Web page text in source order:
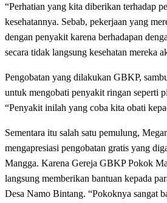
“Perhatian yang kita diberikan terhadap
kesehatannya. Sebab, pekerjaan yang
dengan penyakit karena berhadapan
secara tidak langsung kesehatan mereka
Pengobatan yang dilakukan GBKP,
untuk mengobati penyakit ringan seperti
“Penyakit inilah yang coba kita obati
Sementara itu salah satu pemulung,
mengapresiasi pengobatan gratis yang
Mangga. Karena Gereja GBKP Pokok
langsung memberikan bantuan kepada
Desa Namo Bintang. “Pokoknya sangat